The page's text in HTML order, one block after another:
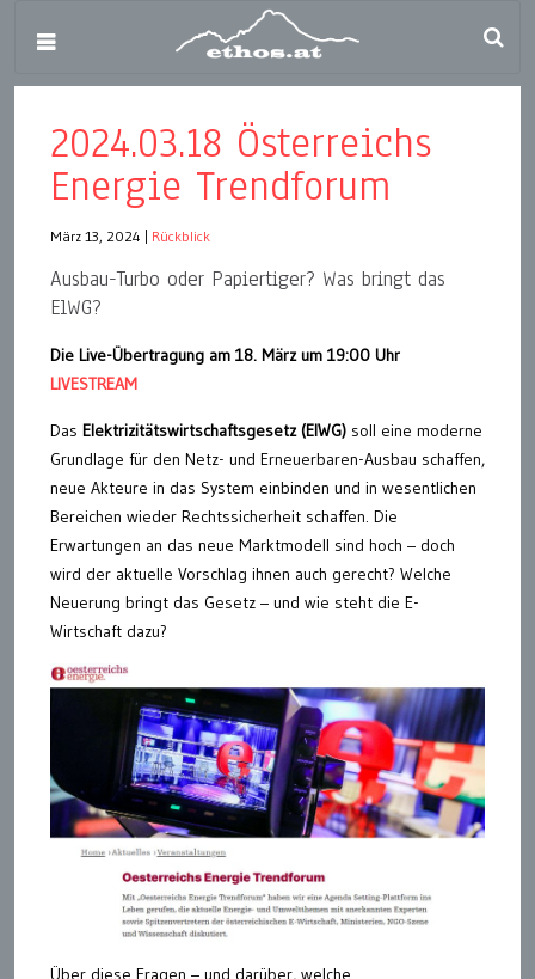
2024.03.18 Österreichs
Energie Trendforum
März 13, 2024 Rückblick
Ausbau-Turbo oder Papiertiger? Was bringt das
ElWG?
Die Live-Übertragung am 18. März um 19:00 Uhr
LIVESTREAM
Das Elektrizitätswirtschaftsgesetz (ElWG) soll eine moderne
Grundlage für den Netz- und Erneuerbaren-Ausbau schaffen,
neue Akteure in das System einbinden und in wesentlichen
Bereichen wieder Rechtssicherheit schaffen. Die
Erwartungen an das neue Marktmodell sind hoch – doch
wird der aktuelle Vorschlag ihnen auch gerecht? Welche
Neuerung bringt das Gesetz – und wie steht die E-
Wirtschaft dazu?
Über diese Fragen – und darüber, welche